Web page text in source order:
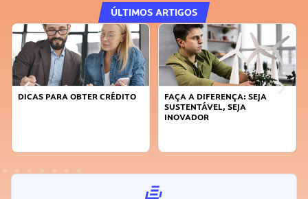
ÚLTIMOS ARTIGOS
DICAS PARA OBTER CRÉDITO
FAÇA A DIFERENÇA: SEJA
SUSTENTÁVEL, SEJA
INOVADOR